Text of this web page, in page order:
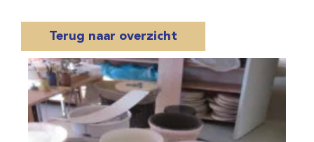
Terug naar overzicht